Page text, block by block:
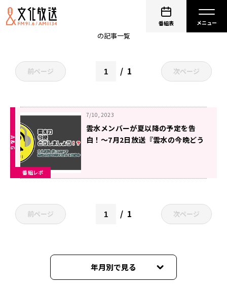
番組表
非公開: 早乙女じょうじ
の記事一覧
前ページ 1 次ページ
番組レポ
7/10, 2023
雲水メンバーが夏以降の予定を告
白！〜7月2日放送『雲水の今晩どう
前ページ 1 次ページ
年月別で見る